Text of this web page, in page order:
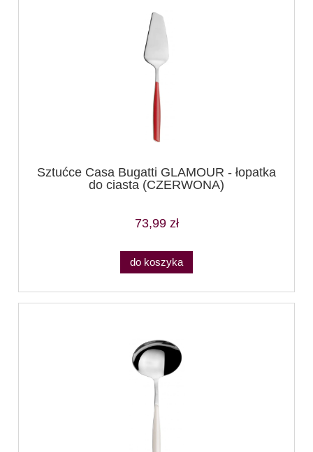
Sztućce Casa Bugatti GLAMOUR - łopatka
do ciasta (CZERWONA)
73,99 zł
do koszyka